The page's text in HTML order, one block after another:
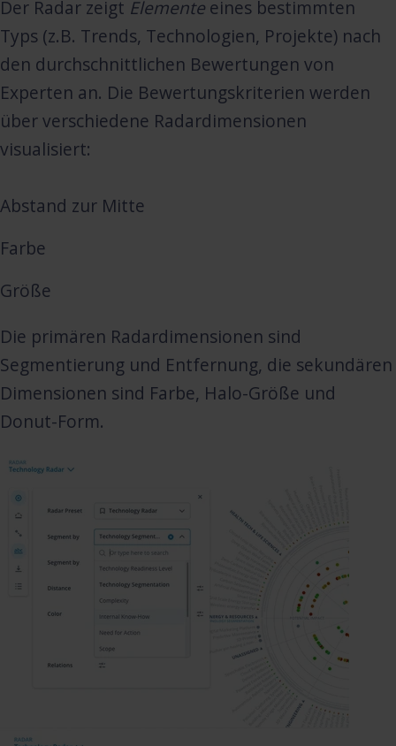
Der Radar zeigt Elemente eines bestimmten
Typs (z.B. Trends, Technologien, Projekte) nach
den durchschnittlichen Bewertungen von
Experten an. Die Bewertungskriterien werden
über verschiedene Radardimensionen
visualisiert:
Abstand zur Mitte
Farbe
Größe
Die primären Radardimensionen sind
Segmentierung und Entfernung, die sekundären
Dimensionen sind Farbe, Halo-Größe und
Donut-Form.